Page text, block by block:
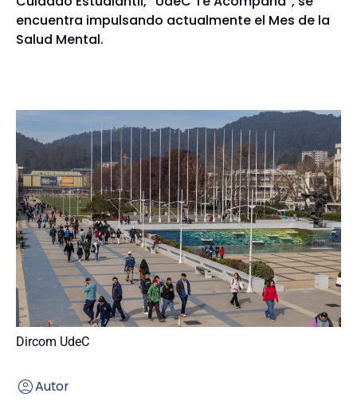
encuentra impulsando actualmente el Mes de la
Salud Mental.
Dircom UdeC
Autor